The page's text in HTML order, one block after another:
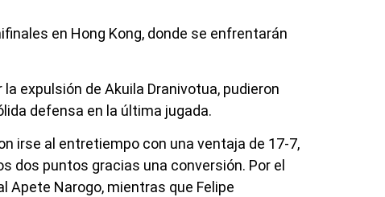
en Hong Kong, donde se enfrentarán
expulsión de Akuila Dranivotua, pudieron
defensa en la última jugada.
irse al entretiempo con una ventaja de 17-7,
dos puntos gracias una conversión. Por el
Apete Narogo, mientras que Felipe